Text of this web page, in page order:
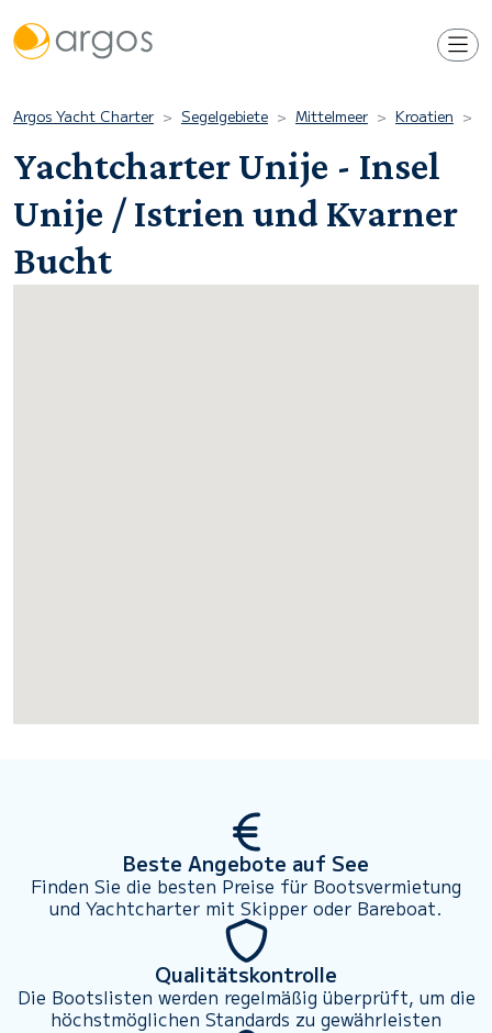
Argos Yacht Charter Segelgebiete Mittelmeer Kroatien
Yachtcharter Unije - Insel
Unije / Istrien und Kvarner
Bucht
Beste Angebote auf See
Finden Sie die besten Preise für Bootsvermietung
und Yachtcharter mit Skipper oder Bareboat.
Qualitätskontrolle
Die Bootslisten werden regelmäßig überprüft, um die
höchstmöglichen Standards zu gewährleisten